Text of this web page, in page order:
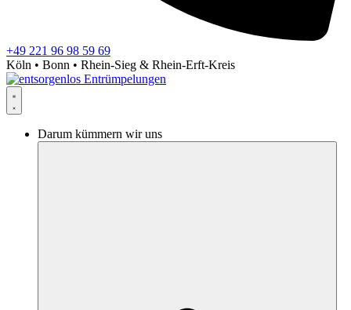
+49 221 96 98 59 69
Köln • Bonn • Rhein-Sieg & Rhein-Erft-Kreis
Darum kümmern wir uns